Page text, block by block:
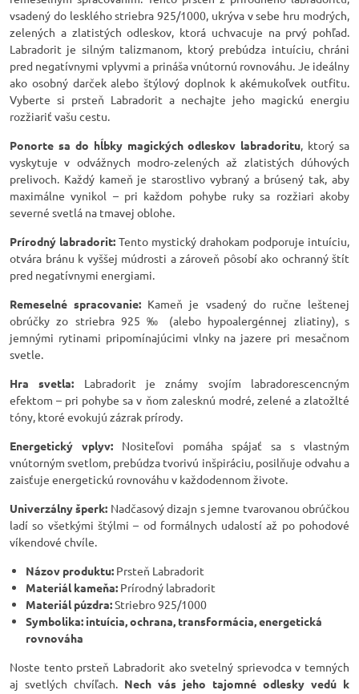
vsadený do lesklého striebra 925/1000, ukrýva v sebe hru modrých,
zelených a zlatistých odleskov, ktorá uchvacuje na prvý pohľad.
Labradorit je silným talizmanom, ktorý prebúdza intuíciu, chráni
pred negatívnymi vplyvmi a prináša vnútornú rovnováhu. Je ideálny
ako osobný darček alebo štýlový doplnok k akémukoľvek outfitu.
Vyberte si prsteň Labradorit a nechajte jeho magickú energiu
rozžiariť vašu cestu.
Ponorte sa do hĺbky magických odleskov labradoritu, ktorý sa
vyskytuje v odvážnych modro‑zelených až zlatistých dúhových
prelivoch. Každý kameň je starostlivo vybraný a brúsený tak, aby
maximálne vynikol – pri každom pohybe ruky sa rozžiari akoby
severné svetlá na tmavej oblohe.
Prírodný labradorit: Tento mystický drahokam podporuje intuíciu,
otvára bránu k vyššej múdrosti a zároveň pôsobí ako ochranný štít
pred negatívnymi energiami.
Remeselné spracovanie: Kameň je vsadený do ručne leštenej
obrúčky zo striebra 925 ‰ (alebo hypoalergénnej zliatiny), s
jemnými rytinami pripomínajúcimi vlnky na jazere pri mesačnom
svetle.
Hra svetla: Labradorit je známy svojím labradorescencným
efektom – pri pohybe sa v ňom zalesknú modré, zelené a zlatožlté
tóny, ktoré evokujú zázrak prírody.
Energetický vplyv: Nositeľovi pomáha spájať sa s vlastným
vnútorným svetlom, prebúdza tvorivú inšpiráciu, posilňuje odvahu a
zaisťuje energetickú rovnováhu v každodennom živote.
Univerzálny šperk: Nadčasový dizajn s jemne tvarovanou obrúčkou
ladí so všetkými štýlmi – od formálnych udalostí až po pohodové
víkendové chvíle.
Názov produktu: Prsteň Labradorit
Materiál kameňa: Prírodný labradorit
Materiál púzdra:Striebro 925/1000
Symbolika: intuícia, ochrana, transformácia, energetická
rovnováha
Noste tento prsteň Labradorit ako svetelný sprievodca v temných
aj svetlých chvíľach. Nech vás jeho tajomné odlesky vedú k